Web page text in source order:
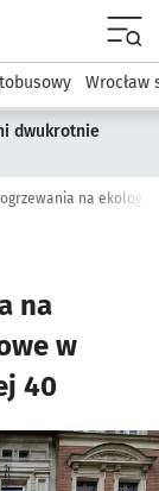
Wrocław
dwukrotnie
na
w
40